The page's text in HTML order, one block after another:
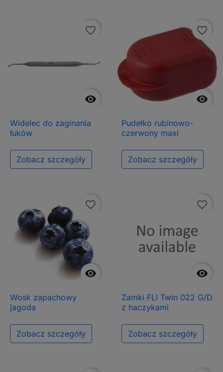

favorite_border
Widelec do zaginania
łuków
Zobacz szczegóły

favorite_border
Pudełko rubinowo-
czerwony maxi
Zobacz szczegóły

favorite_border
Wosk zapachowy
jagoda
Zobacz szczegóły

favorite_border
Zamki FLI Twin 022 G/D
z haczykami
Zobacz szczegóły